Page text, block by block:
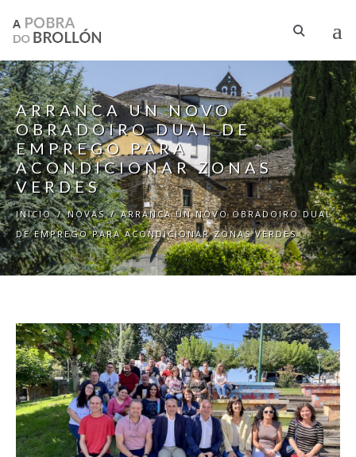
ARRANCA UN NOVO
OBRADOIRO DUAL DE
EMPREGO PARA
ACONDICIONAR ZONAS
VERDES
INICIO / NOVAS / ARRANCA UN NOVO OBRADOIRO DUAL
DE EMPREGO PARA ACONDICIONAR ZONAS VERDES